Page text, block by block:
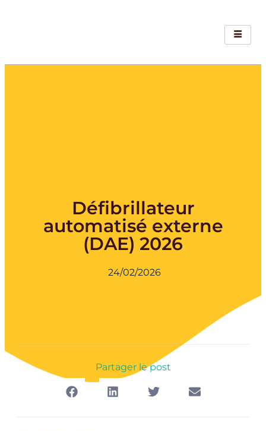
Défibrillateur
automatisé externe
(DAE) 2026
24/02/2026
Partager le post